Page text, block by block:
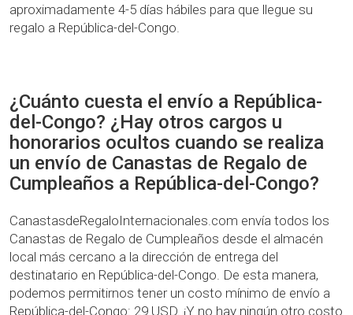
aproximadamente 4-5 días hábiles para que llegue su
regalo a República-del-Congo.
¿Cuánto cuesta el envío a República-
del-Congo? ¿Hay otros cargos u
honorarios ocultos cuando se realiza
un envío de Canastas de Regalo de
Cumpleaños a República-del-Congo?
CanastasdeRegaloInternacionales.com envía todos los
Canastas de Regalo de Cumpleaños desde el almacén
local más cercano a la dirección de entrega del
destinatario en República-del-Congo. De esta manera,
podemos permitirnos tener un costo mínimo de envío a
República-del-Congo: 29 USD. ¡Y no hay ningún otro costo